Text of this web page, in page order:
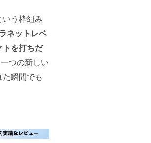
う枠組み
ネットレベ
を打ちだ
つの新しい
瞬間でも